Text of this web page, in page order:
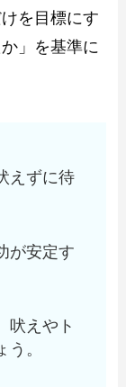
を目標にす
」を基準に
えずに待
が安定す
吠えやト
。